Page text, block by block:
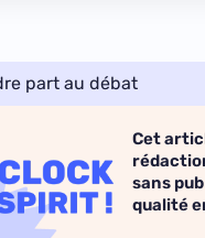
part au débat
Cet
sans
qualité